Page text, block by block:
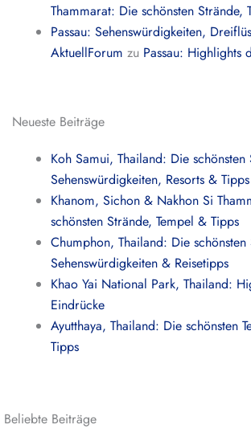
Thammarat: Die schönsten Strände,
Passau: Sehenswürdigkeiten,
AktuellForum zu Passau: Highlights
Neueste Beiträge
Koh Samui, Thailand: Die schönsten
Sehenswürdigkeiten, Resorts & Tipps
Khanom, Sichon & Nakhon Si
schönsten Strände, Tempel & Tipps
Chumphon, Thailand: Die schönsten
Sehenswürdigkeiten & Reisetipps
Khao Yai National Park, Thailand:
Eindrücke
Ayutthaya, Thailand: Die schönsten
Tipps
Beliebte Beiträge